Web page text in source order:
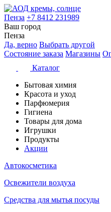
Пенза +7 8412 231989
Ваш город
Пенза
Да, верно Выбрать другой
Состояние заказа Магазины
Каталог
Бытовая химия
Красота и уход
Парфюмерия
Гигиена
Товары для дома
Игрушки
Продукты
Акции
Автокосметика
Освежители воздуха
Средства для мытья посуды